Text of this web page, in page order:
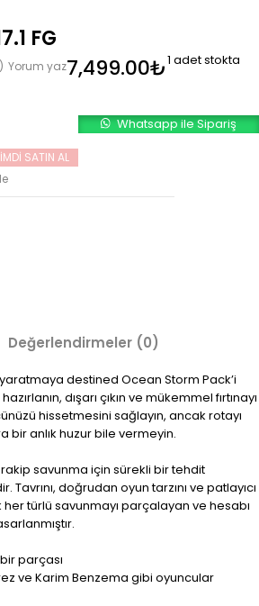
FG
Yorum yaz7,499.00₺1 adet stokta
SATIN AL
Whatsapp ile Sipariş
Değerlendirmeler (0)
destined Ocean Storm Pack’i
dışarı çıkın ve mükemmel fırtınayı
hissetmesini sağlayın, ancak rotayı
bir anlık huzur bile vermeyin.
rakip savunma için sürekli bir tehdit
doğrudan oyun tarzını ve patlayıcı
her türlü savunmayı parçalayan ve hesabı
parçası
ve Karim Benzema gibi oyuncular